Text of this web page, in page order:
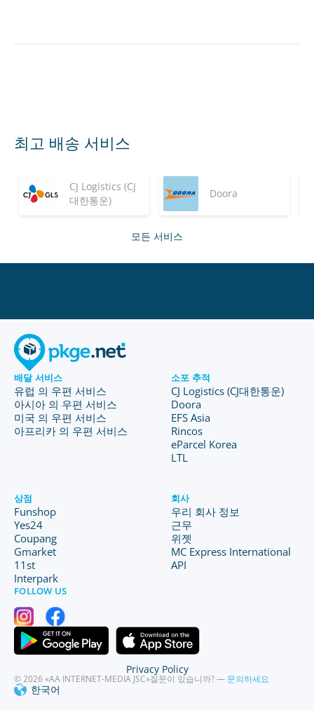
최고 배송 서비스
CJ Logistics (CJ
대한통운)
Doora
모든 서비스
배달 서비스
유럽 의 우편 서비스
아시아 의 우편 서비스
미국 의 우편 서비스
아프리카 의 우편 서비스
소포 추적
CJ Logistics (CJ대한통운)
Doora
EFS Asia
Rincos
eParcel Korea
LTL
상점
Funshop
Yes24
Coupang
Gmarket
11st
Interpark
회사
우리 회사 정보
근무
위젯
MC Express International
API
FOLLOW US
© 2026 «AA INTERNET-MEDIA JSC»질문이 있습니까? — 문의하세요
한국어
Privacy Policy